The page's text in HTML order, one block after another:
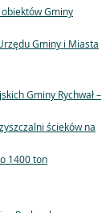
Gminy
Gminy i Miasta
Gminy Rychwał –
ścieków na
1400 ton